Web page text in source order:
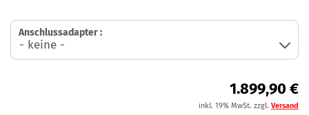
Anschlussadapter :
1.899,90 €
inkl. 19% MwSt. zzgl. Versand